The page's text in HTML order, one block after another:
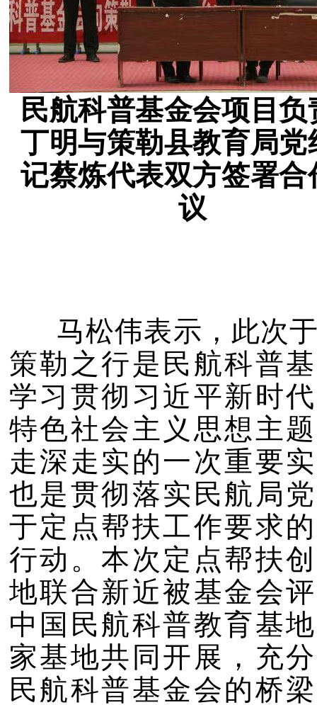
民航科普基金会项目负
丁明与策勒县教育局党
记蔡炼代表双方签署合
议
马松伟表示，此次
策勒之行是民航科普
学习贯彻习近平新时
特色社会主义思想主
走深走实的一次重要
也是贯彻落实民航局
于定点帮扶工作要求
行动。本次定点帮扶
地联合新近被基金会
中国民航科普教育基
家基地共同开展，充
民航科普基金会的桥